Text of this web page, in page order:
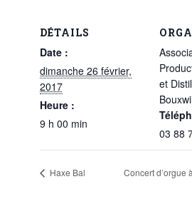
DÉTAILS
Date :
dimanche 26 février,
2017
Heure :
9 h 00 min
et
03 88
Haxe Bal Concert d’orgue